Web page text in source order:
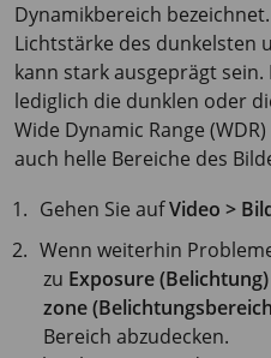
Dynamikbereich
Lichtstärke des dunkelsten
kann stark ausgeprägt
lediglich die dunklen oder
Wide Dynamic Range
auch helle Bereiche des
Gehen Sie aufVideo >
Wenn weiterhin
zu Exposure (Belichtung)
zone
Bereich abzudecken.